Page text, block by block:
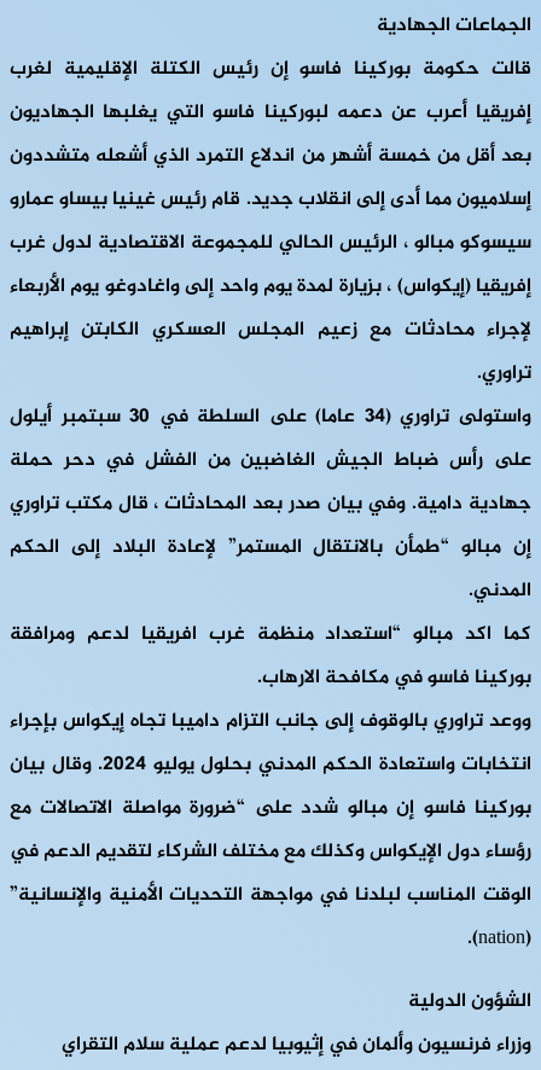
الجماعات الجهادية
قالت حكومة بوركينا فاسو إن رئيس الكتلة الإقليمية لغرب
إفريقيا أعرب عن دعمه لبوركينا فاسو التي يغلبها الجهاديون
بعد أقل من خمسة أشهر من اندلاع التمرد الذي أشعله متشددون
إسلاميون مما أدى إلى انقلاب جديد. قام رئيس غينيا بيساو عمارو
سيسوكو مبالو ، الرئيس الحالي للمجموعة الاقتصادية لدول غرب
إفريقيا (إيكواس) ، بزيارة لمدة يوم واحد إلى واغادوغو يوم الأربعاء
لإجراء محادثات مع زعيم المجلس العسكري الكابتن إبراهيم
تراوري.
واستولى تراوري (34 عاما) على السلطة في 30 سبتمبر أيلول
على رأس ضباط الجيش الغاضبين من الفشل في دحر حملة
جهادية دامية. وفي بيان صدر بعد المحادثات ، قال مكتب تراوري
إن مبالو “طمأن بالانتقال المستمر” لإعادة البلاد إلى الحكم
المدني.
كما اكد مبالو “استعداد منظمة غرب افريقيا لدعم ومرافقة
بوركينا فاسو في مكافحة الارهاب.
ووعد تراوري بالوقوف إلى جانب التزام داميبا تجاه إيكواس بإجراء
انتخابات واستعادة الحكم المدني بحلول يوليو 2024. وقال بيان
بوركينا فاسو إن مبالو شدد على “ضرورة مواصلة الاتصالات مع
رؤساء دول الإيكواس وكذلك مع مختلف الشركاء لتقديم الدعم في
الوقت المناسب لبلدنا في مواجهة التحديات الأمنية والإنسانية”
(nation).
الشؤون الدولية
وزراء فرنسيون وألمان في إثيوبيا لدعم عملية سلام التقراي